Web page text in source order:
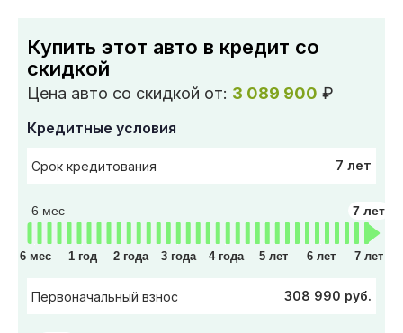
Купить этот авто в кредит со
скидкой
Цена авто со скидкой от: 3 089 900 ₽
Кредитные условия
Срок кредитования 7 лет
6 мес 7 лет
6 мес 1 год 2 года 3 года 4 года 5 лет 6 лет 7 лет
Первоначальный взнос 308 990 руб.